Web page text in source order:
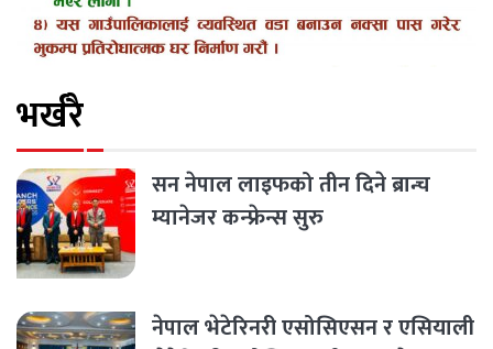
भर्खरै
सन नेपाल लाइफको तीन दिने ब्रान्च
म्यानेजर कन्फ्रेन्स सुरु
नेपाल भेटेरिनरी एसोसिएसन र एसियाली